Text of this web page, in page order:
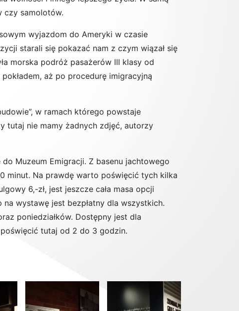
czy samolotów.
wyjazdom do Ameryki w czasie
starali się pokazać nam z czym wiązał się
morska podróż pasażerów III klasy od
aż po procedurę imigracyjną
w ramach którego powstaje
tutaj nie mamy żadnych zdjęć, autorzy
Muzeum Emigracji. Z basenu jachtowego
minut. Na prawdę warto poświęcić tych kilka
6,-zł, jest jeszcze cała masa opcji
wystawę jest bezpłatny dla wszystkich.
poniedziałków. Dostępny jest dla
tutaj od 2 do 3 godzin.